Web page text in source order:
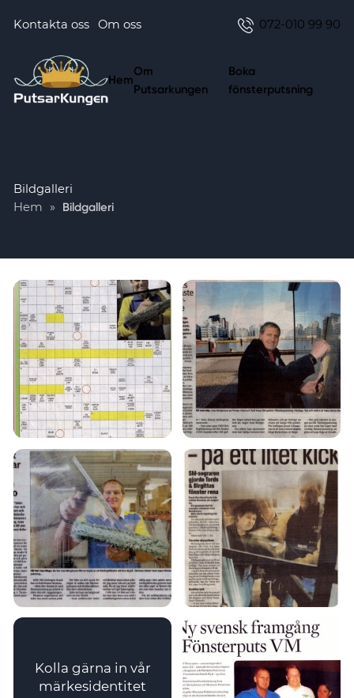
Kontakta oss Om oss 072-010 99 90
Hem
Om
Putsarkungen
Boka
fönsterputsning
Bildgalleri
Hem » Bildgalleri
Kolla gärna in vår
märkesidentitet